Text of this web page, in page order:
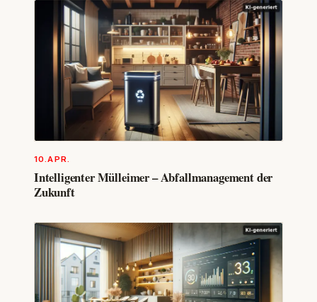
10.APR.
Intelligenter Mülleimer – Abfallmanagement der
Zukunft